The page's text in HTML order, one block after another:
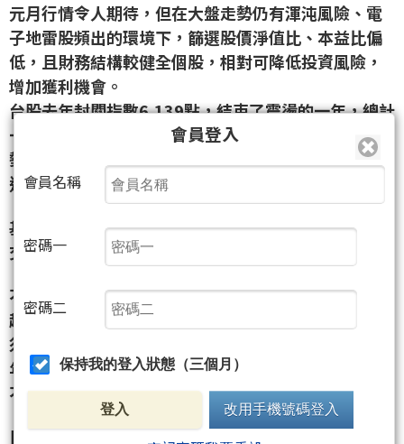
元月行情令人期待，但在大盤走勢仍有渾沌風險、電
子地雷股頻出的環境下，篩選股價淨值比、本益比偏
低，且財務結構較健全個股，相對可降低投資風險，
增加獲利機會。
台股去年封關指數6,139點，結束了震盪的一年，總計
一年指數上漲249點或4.23%，表現雖比國際股市弱
勢，但連破5月底6,137與10月初6,135兩個高點，創
近七個月以來新高，也算是可以接受的結局。
基於外資、投信等法人自12月中旬過後持續加碼，成
交量溫和擴增，目前市場多看好台股有元月效應。
不過，投信法人分析，11月底以來，這波台股上漲已
超過一個月，漲了438點，也算有一定幅度，量能必
須持續有效放大，才會有不錯的元月行情。同時，今
年整體經濟成長趨緩，一旦資金行情結束，投資人也
不宜預期有過度樂觀的投資報酬率。
日盛投信表示，高現金股息殖利率個股，已漸成為投
會員登入
會員名稱
密碼一
密碼二
保持我的登入狀態（三個月）
登入 改用手機號碼登入